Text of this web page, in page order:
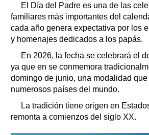
El Día del Padre es una de las
familiares más importantes del
cada año genera expectativa por los
y homenajes dedicados a los papás.
En 2026, la fecha se celebrará el
ya que en se conmemora
domingo de junio, una modalidad que
numerosos países del mundo.
La tradición tiene origen en
remonta a comienzos del siglo XX.